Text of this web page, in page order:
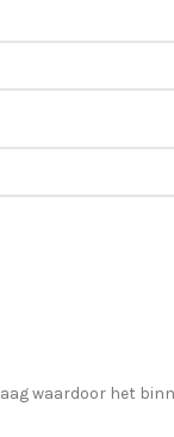
waardoor het